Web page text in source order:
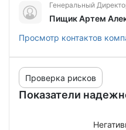
Генеральный
Пищик Артем
Просмотр контактов
Показатели
Проверка рисков